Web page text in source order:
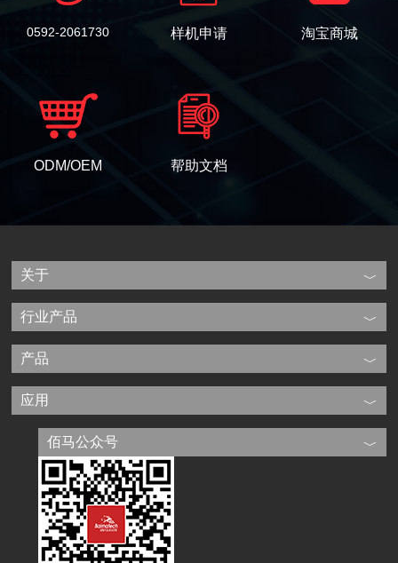
0592-2061730 样机申请 淘宝商城
ODM/OEM 帮助文档
关于
行业产品
产品
应用
佰马公众号